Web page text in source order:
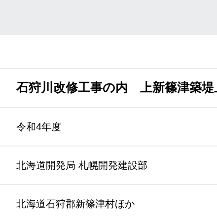
石狩川改修工事の内 上新篠津築堤
令和4年度
北海道開発局 札幌開発建設部
北海道石狩郡新篠津村ほか